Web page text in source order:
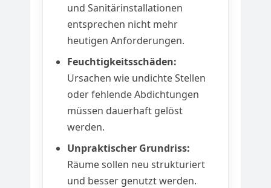
und Sanitärinstallationen
entsprechen nicht mehr
heutigen Anforderungen.
Feuchtigkeitsschäden:
Ursachen wie undichte Stellen
oder fehlende Abdichtungen
müssen dauerhaft gelöst
werden.
Unpraktischer Grundriss:
Räume sollen neu strukturiert
und besser genutzt werden.